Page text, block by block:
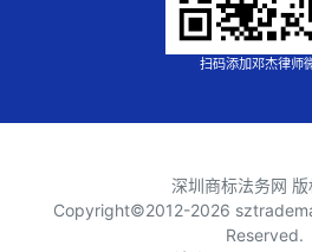
扫码添加邓杰律师
深圳商标法务网 版
Copyright©2012-2026
Reserved.